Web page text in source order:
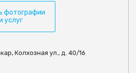
фотографии
услуг
Колхозная ул., д. 40/16